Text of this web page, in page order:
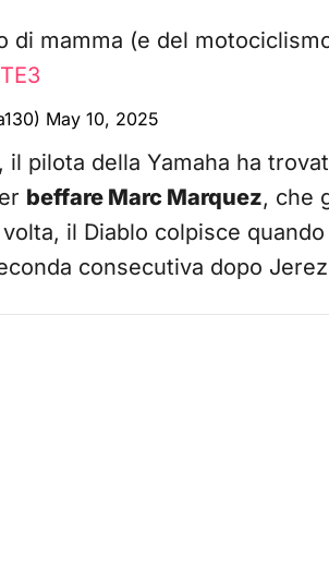
di mamma (e del
May 10, 2025
, il pilota della Yamaha ha
beffare Marc Marquez, che
il Diablo colpisce
consecutiva dopo